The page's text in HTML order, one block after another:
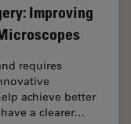
Improving
requires
achieve better
a clearer…